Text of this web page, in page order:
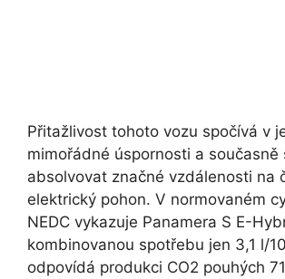
Přitažlivost tohoto vozu spočívá v
mimořádné úspornosti a současně
absolvovat značné vzdálenosti na
elektrický pohon. V normovaném
NEDC vykazuje Panamera S E-
kombinovanou spotřebu jen 3,1 l/
odpovídá produkci CO2 pouhých